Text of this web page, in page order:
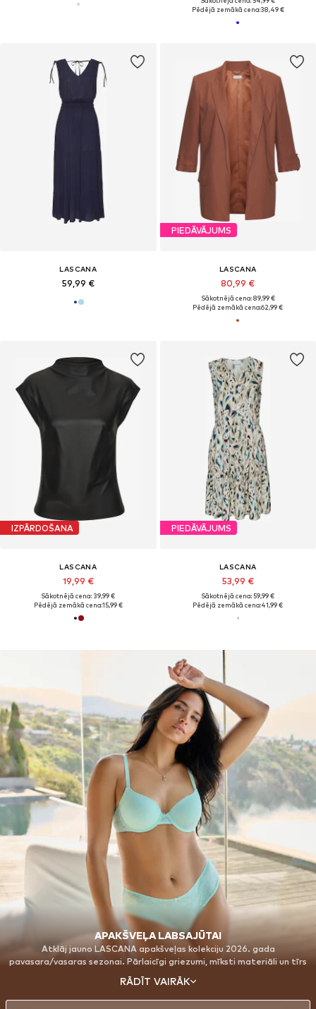
Pēdējā zemākā cena:38,49 €
LASCANA
59,99 €
PIEDĀVĀJUMS
LASCANA
80,99 €
Sākotnējā cena: 89,99 €
Pēdējā zemākā cena:62,99 €
IZPĀRDOŠANA
LASCANA
19,99 €
Sākotnējā cena: 39,99 €
Pēdējā zemākā cena:15,99 €
PIEDĀVĀJUMS
LASCANA
53,99 €
Sākotnējā cena: 59,99 €
Pēdējā zemākā cena:41,99 €
APAKŠVEĻA LABSAJŪTAI
Atklāj jauno LASCANA apakšveļas kolekciju 2026. gada
pavasara/vasaras sezonai. Pārlaicīgi griezumi, mīksti materiāli un tīrs
dizains rada tavus jaunos iecienītākos tērpus katrai dienai. Viegli,
gaisīgi audumi un ērts atbalsts nodrošina dabisku sajūtu, kas pavadīs
tevi no rīta līdz pat vakaram. Smalki toņi, gludas virsmas un trauslas
RĀDĪT VAIRĀK